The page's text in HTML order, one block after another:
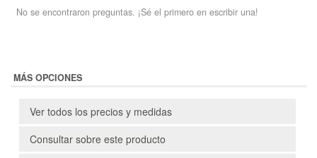
No se encontraron preguntas. ¡Sé el primero en escribir una!
MÁS OPCIONES
Ver todos los precios y medidas
Consultar sobre este producto